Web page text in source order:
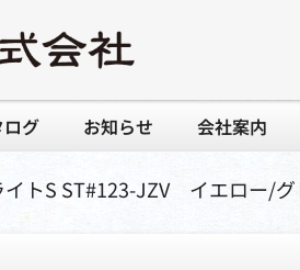
グ お知らせ 会社案内
イトS ST#123-JZV イエロー/グ